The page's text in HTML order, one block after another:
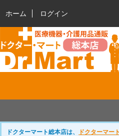
ホーム ログイン
ドクターマート総本店は、 ドクターマート